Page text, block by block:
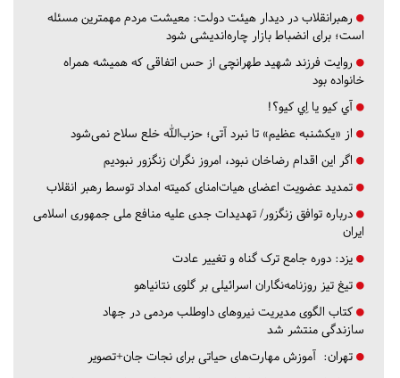
رهبرانقلاب در دیدار هیئت دولت: معیشت مردم مهمترین مسئله
است؛ برای انضباط بازار چاره‌اندیشی شود
روایت فرزند شهید طهرانچی از حس اتفاقی که همیشه همراه
خانواده بود
آي كيو يا اِي كيو؟!
از «یکشنبه عظیم» تا نبرد آتی؛ حزب‌الله خلع سلاح نمی‌شود
اگر این اقدام رضاخان نبود، امروز نگران زنگزور نبودیم
تمدید عضویت اعضای هیات‌امنای کمیته امداد توسط رهبر انقلاب
درباره توافق زنگزور/ تهدیدات جدی علیه منافع ملی جمهوری اسلامی
ایران
یزد: دوره جامع ترک گناه و تغییر عادت
تیغ تیز روزنامه‌نگاران اسرائیلی بر گلوی نتانیاهو
کتاب الگوی مدیریت نیروهای داوطلب مردمی در جهاد
سازندگی منتشر شد
تهران: آموزش مهارت‌های حیاتی برای نجات جان+تصویر